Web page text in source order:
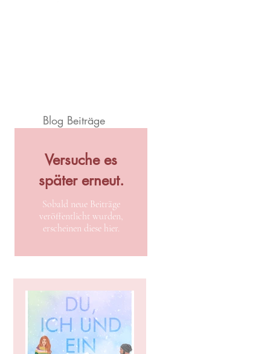
Blog Beiträge
Versuche es
später erneut.
Sobald neue Beiträge
veröffentlicht wurden,
erscheinen diese hier.